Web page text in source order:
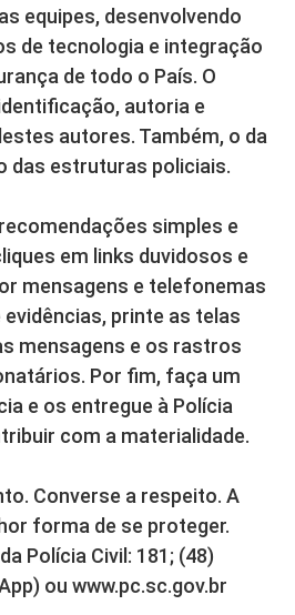
equipes, desenvolvendo
de tecnologia e integração
de todo o País. O
autoria e
autores. Também, o da
das estruturas policiais.
simples e
em links duvidosos e
mensagens e telefonemas
printe as telas
mensagens e os rastros
Por fim, faça um
e os entregue à Polícia
com a materialidade.
Converse a respeito. A
forma de se proteger.
Polícia Civil: 181; (48)
ou www.pc.sc.gov.br